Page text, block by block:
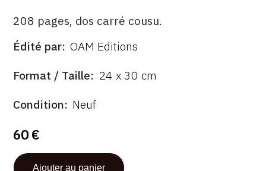
208 pages, dos carré cousu.
ÉDITÉ
Édité par OAM Editions
FORMAT
Format / Taille 24 x 30 cm
ÉTAT
Condition Neuf
60 €